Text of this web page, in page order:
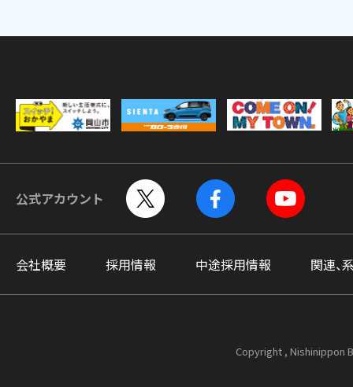
公式アカウント
会社概要 採用情報 中途採用情報 関連、
Copyright , Nishinippon